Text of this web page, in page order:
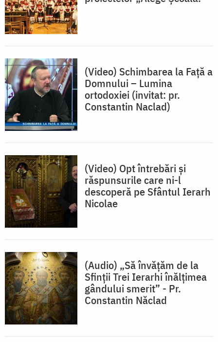
(Video) Schimbarea la Față a
Domnului – Lumina
ortodoxiei (invitat: pr.
Constantin Naclad)
(Video) Opt întrebări și
răspunsurile care ni-l
descoperă pe Sfântul Ierarh
Nicolae
(Audio) „Să învățăm de la
Sfinții Trei Ierarhi înălțimea
gândului smerit” - Pr.
Constantin Năclad